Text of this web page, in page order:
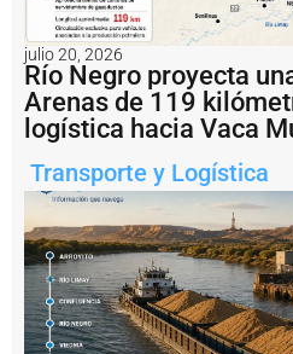
c
it
ó
l
a
r
e
a
c
ti
v
a
c
i
julio 20, 2026
Río Negro proyecta
Arenas de 119
logística hacia Vaca
Transporte y Logística